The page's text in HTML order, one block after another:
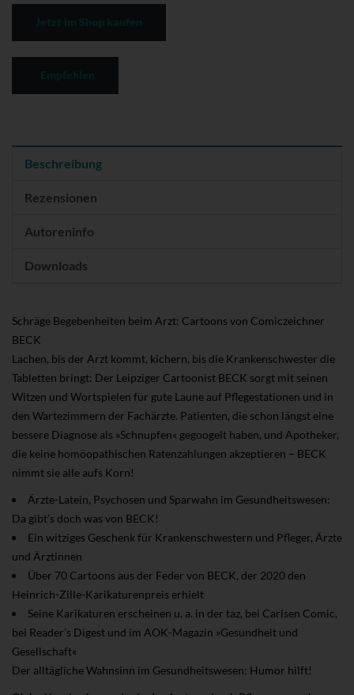
Beschreibung
Rezensionen
Autoreninfo
Downloads
Schräge Begebenheiten beim Arzt: Cartoons von Comiczeichner
BECK
Lachen, bis der Arzt kommt, kichern, bis die Krankenschwester die
Tabletten bringt: Der Leipziger Cartoonist BECK sorgt mit seinen
Witzen und Wortspielen für gute Laune auf Pflegestationen und in
den Wartezimmern der Fachärzte. Patienten, die schon längst eine
bessere Diagnose als »Schnupfen« gegoogelt haben, und Apotheker,
die keine homöopathischen Ratenzahlungen akzeptieren – BECK
nimmt sie alle aufs Korn!
Ärzte-Latein, Psychosen und Sparwahn im Gesundheitswesen:
Da gibt’s doch was von BECK!
Ein witziges Geschenk für Krankenschwestern und Pfleger, Ärzte
und Ärztinnen
Über 70 Cartoons aus der Feder von BECK, der 2020 den
Heinrich-Zille-Karikaturenpreis erhielt
Seine Karikaturen erscheinen u. a. in der taz, bei Carlsen Comic,
bei Reader’s Digest und im AOK-Magazin »Gesundheit und
Gesellschaft«
Der alltägliche Wahnsinn im Gesundheitswesen: Humor hilft!